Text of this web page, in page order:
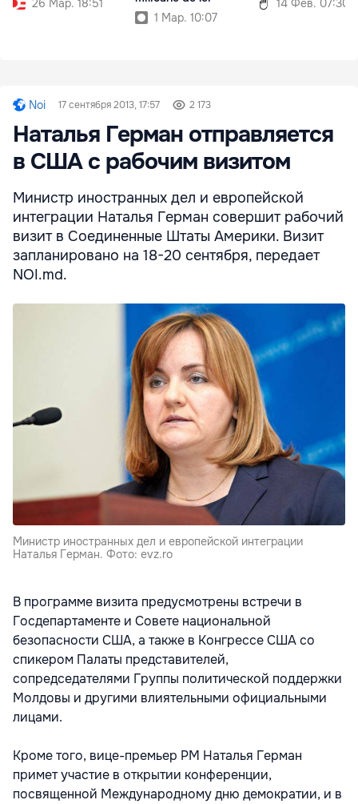
26 Мар. 18:51
1 Мар. 10:07
14 Фев. 07:30
Noi 17 сентября 2013, 17:57 2 173
Наталья Герман отправляется
в США с рабочим визитом
Министр иностранных дел и европейской
интеграции Наталья Герман совершит рабочий
визит в Соединенные Штаты Америки. Визит
запланировано на 18-20 сентября, передает
NOI.md.
Министр иностранных дел и европейской интеграции
Наталья Герман. Фото: evz.ro
В программе визита предусмотрены встречи в
Госдепартаменте и Совете национальной
безопасности США, а также в Конгрессе США со
спикером Палаты представителей,
сопредседателями Группы политической поддержки
Молдовы и другими влиятельными официальными
лицами.
Кроме того, вице-премьер РМ Наталья Герман
примет участие в открытии конференции,
посвященной Международному дню демократии, и в